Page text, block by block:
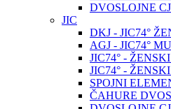
DVOSLOJNE
JIC
DKJ - JIC74°
AGJ - JIC74°
JIC74° -
JIC74° -
SPOJNI
ČAHURE